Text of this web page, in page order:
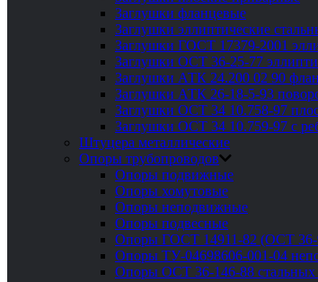
Заглушки фланцевые
Заглушки эллиптические
Заглушки ГОСТ 17379-2001
Заглушки ОСТ 36-25-77
Заглушки АТК 24.200 02 90
Заглушки АТК 26-18-5-93
Заглушки ОСТ 34 10.758-97
Заглушки ОСТ 34 10.759-97 с
Штуцера металлические
Опоры трубопроводов
Опоры подвижные
Опоры хомутовые
Опоры неподвижные
Опоры подвесные
Опоры ГОСТ 14911-82 (ОСТ
Опоры ТУ-04698606-001-04
Опоры ОСТ 36-146-88 стальных